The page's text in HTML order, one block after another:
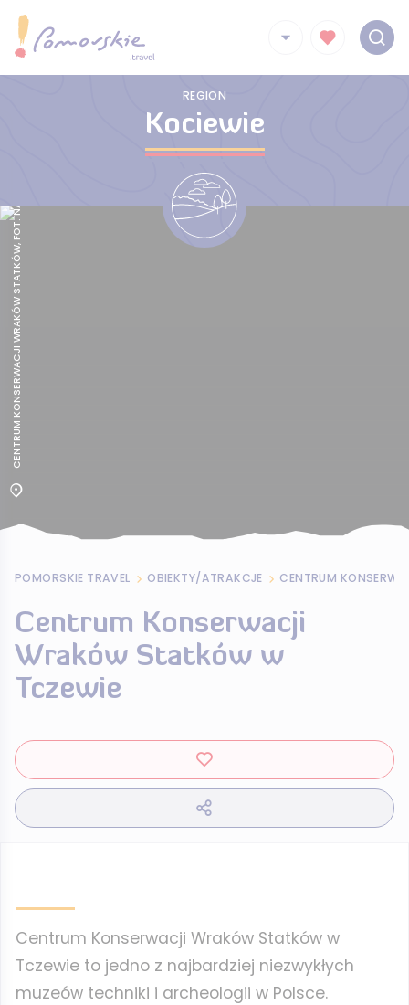
REGION
Kociewie
CENTRUM KONSERWACJI WRAKÓW STATKÓW, FOT. NARODOWE MUZEUM MORSKIE
POMORSKIE TRAVEL OBIEKTY/ATRAKCJE
Centrum Konserwacji
Wraków Statków w
Tczewie
Centrum Konserwacji Wraków Statków w
Tczewie to jedno z najbardziej niezwykłych
muzeów techniki i archeologii w Polsce.